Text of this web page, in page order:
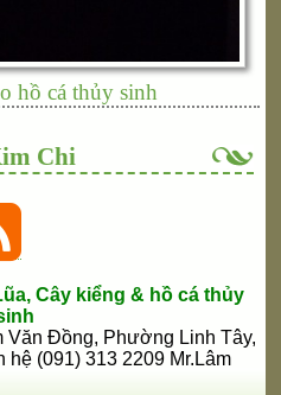
hồ cá thủy sinh
Chi
Cây kiểng & hồ cá thủy
Văn Đồng, Phường Linh Tây,
(091) 313 2209 Mr.Lâm